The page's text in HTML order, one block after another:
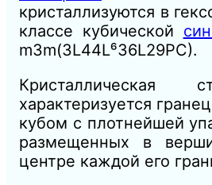
кристаллизуются в
классе кубической
m3m(3L44L⁶36L29PC).
Кристаллическая
характеризуется
кубом с плотнейшей
размещенных в
центре каждой его